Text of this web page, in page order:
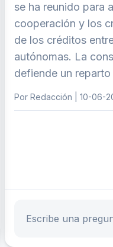
se ha reunido para
cooperación y los
de los créditos
autónomas. La
defiende un
Por Redacción | 10-06-
Escribe tu pregunta